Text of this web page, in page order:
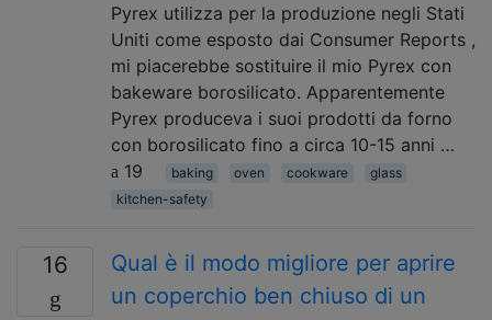
Pyrex utilizza per la produzione negli Stati
Uniti come esposto dai Consumer Reports ,
mi piacerebbe sostituire il mio Pyrex con
bakeware borosilicato. Apparentemente
Pyrex produceva i suoi prodotti da forno
con borosilicato fino a circa 10-15 anni …
19
baking oven cookware
glass
kitchen-safety
16
Qual è il modo migliore per aprire
un coperchio ben chiuso di un